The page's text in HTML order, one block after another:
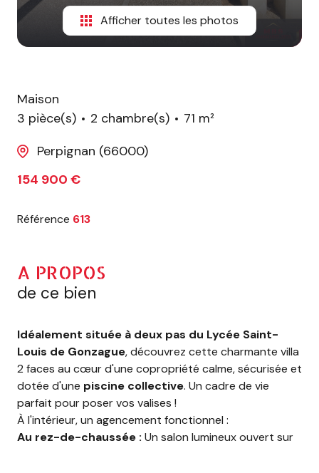
Afficher toutes les photos
Maison
3 pièce(s)
2 chambre(s)
71 m²
Perpignan (66000)
154 900 €
Référence 613
A PROPOS
de ce bien
Idéalement située à deux pas du Lycée Saint-
Louis de Gonzague, découvrez cette charmante villa
2 faces au cœur d'une copropriété calme, sécurisée et
dotée d'une piscine collective. Un cadre de vie
parfait pour poser vos valises !
À l'intérieur, un agencement fonctionnel :
Au rez-de-chaussée : Un salon lumineux ouvert sur